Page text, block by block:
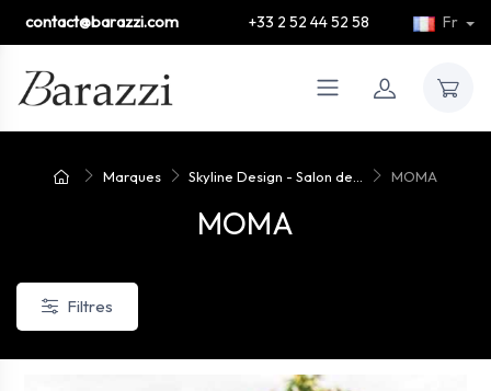
contact@barazzi.com +33 2 52 44 52 58 Fr
Marques Skyline Design - Salon de... MOMA
MOMA
Filtres